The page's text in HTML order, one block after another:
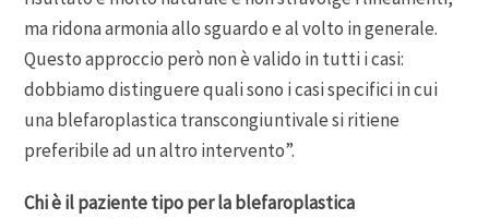
ma ridona armonia allo sguardo e al volto in generale.
Questo approccio però non è valido in tutti i casi:
dobbiamo distinguere quali sono i casi specifici in cui
una blefaroplastica transcongiuntivale si ritiene
preferibile ad un altro intervento”.
Chi è il paziente tipo per la blefaroplastica